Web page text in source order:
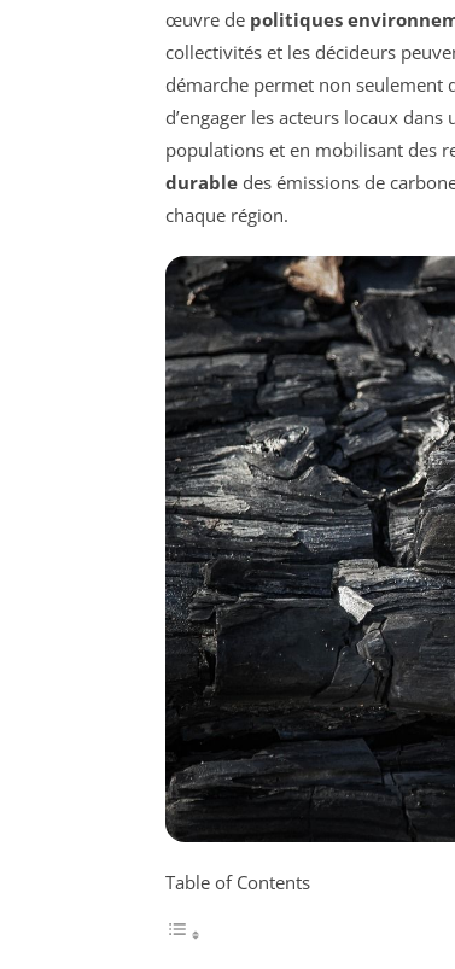
œuvre de politiques
collectivités et les décideurs
démarche permet non seulement
d’engager les acteurs locaux
populations et en mobilisant des
durable des émissions de
chaque région.
Table of Contents